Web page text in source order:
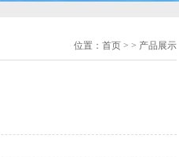
位置： 首页 > > 产品展示